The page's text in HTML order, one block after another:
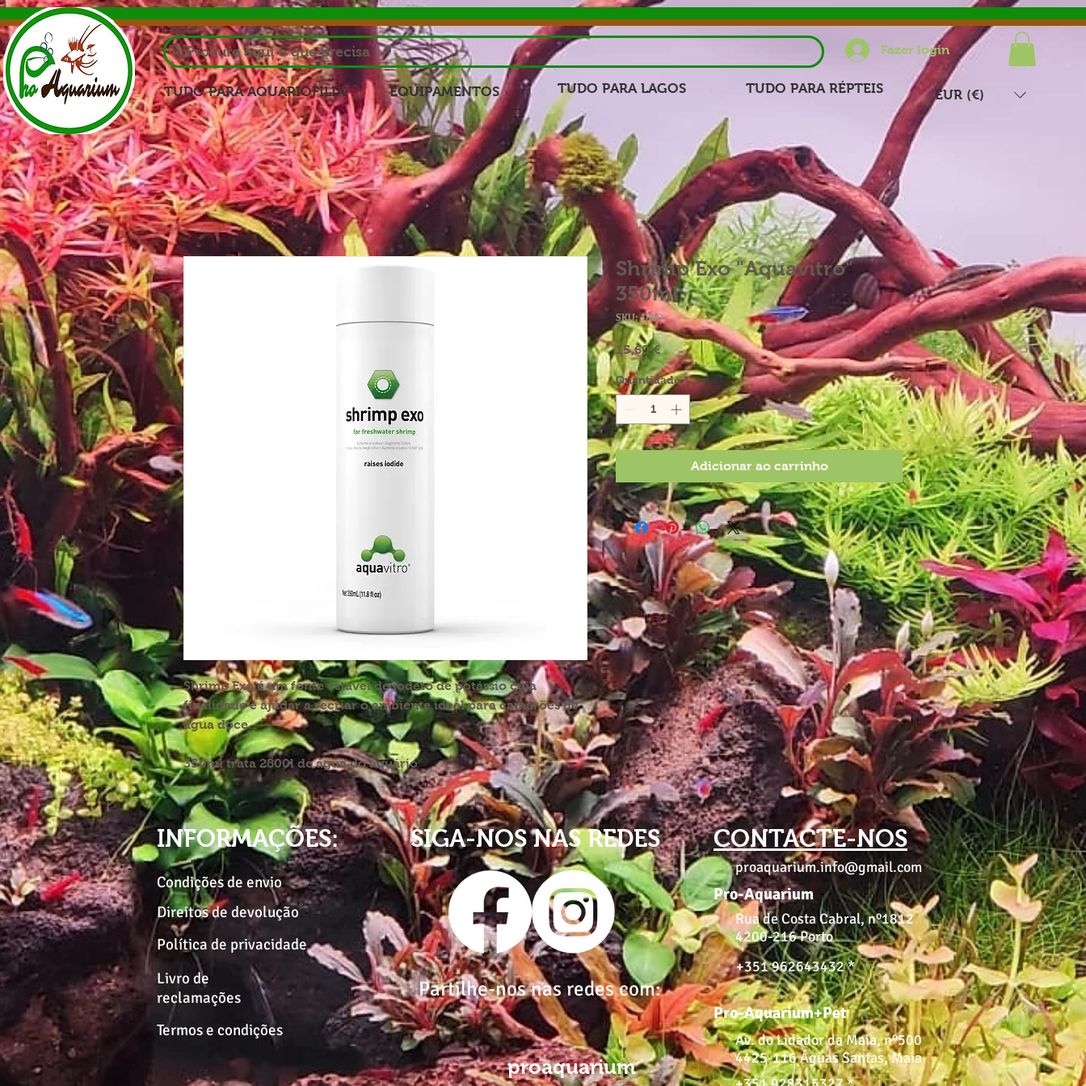
Procure aqui o que precisa Fazer login
TUDO PARA AQUARIOFILIA EQUIPAMENTOS TUDO PARA LAGOS TUDO PARA RÉPTEIS EUR (€)
Shrimp Exo é um fonte estável de iodeto de potássio cuja
finalidade é ajudar a recriar o ambiente ideal para camarões de
água doce.
350ml trata 2800l de água do aquário
Shrimp Exo "Aquavitro"
350ml
SKU: 1869
15,60 €Preço
Quantidade *
Adicionar ao carrinho
INFORMAÇÕES:
Condições de envio
Direitos de devolução
Política de privacidade
Livro de
reclamações
Termos e condições
SIGA-NOS NAS REDES CONTACTE-NOS
proaquarium.info@gmail.com
Pro-Aquarium
Rua de Costa Cabral, nº1812
4200-216 Porto
+351 962643432 *
Partilhe-nos nas redes com:
proaquarium
Pro-Aquarium+Pet
Av. do Lidador da Maia, nº500
4425-116 Águas Santas, Maia